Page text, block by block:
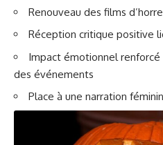
Renouveau des films
Réception critique positive
Impact émotionnel
des événements
Place à une narration